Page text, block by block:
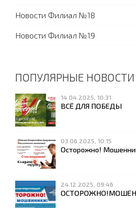
Новости Филиал №18
Новости Филиал №19
ПОПУЛЯРНЫЕ НОВОСТИ
14.04.2025, 10:31
ВСЁ ДЛЯ ПОБЕДЫ
03.06.2025, 10:15
Осторожно!
24.12.2025, 09:46